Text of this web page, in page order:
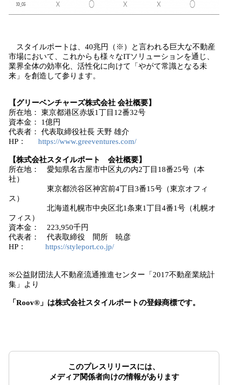
スタイルポートは、40兆円（※）と言われる巨大な不動産
市場において、これからも様々なITソリューションを通じ、
業界全体の効率化、活性化に向けて「やがて常識となる未
来」を創造して参ります。
【グリーベンチャーズ株式会社 会社概要】
所在地： 東京都港区赤坂1丁目12番32号
資本金： 1億円
代表者： 代表取締役社長 天野 雄介
HP： https://www.greeventures.com/
【株式会社スタイルポート
会社概要】
所在地： 愛知県名古屋市中区丸の内2丁目18番25号（本
社）
東京都渋谷区神宮前4丁目3番15号（東京オフィ
ス）
北海道札幌市中央区北1条東1丁目4番1号（札幌オ
フィス）
資本金： 223,950千円
代表者： 代表取締役 間所 暁彦
HP： https://styleport.co.jp/
※公益財団法人不動産流通推進センター「2017不動産業統計
集」より
「Roov®」は株式会社スタイルポートの登録商標です。
このプレスリリースには、
メディア関係者向けの情報があります